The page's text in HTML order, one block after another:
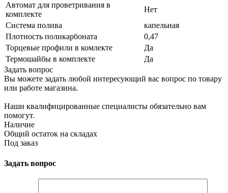
Автомат для проветривания в
комплекте
Нет
Система полива
капельная
Плотность поликарбоната
0,47
Торцевые профили в комлекте
Да
Термошайбы в комплекте
Да
Задать вопрос
Вы можете задать любой интересующий вас вопрос по товару
или работе магазина.
Наши квалифицированные специалисты обязательно вам
помогут.
Наличие
Общий остаток на складах
Под заказ
Задать вопрос